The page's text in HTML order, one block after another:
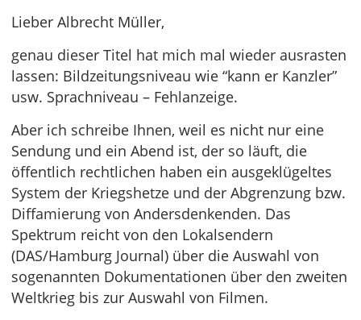
Lieber Albrecht Müller,
genau dieser Titel hat mich mal wieder ausrasten
lassen: Bildzeitungsniveau wie “kann er Kanzler”
usw. Sprachniveau – Fehlanzeige.
Aber ich schreibe Ihnen, weil es nicht nur eine
Sendung und ein Abend ist, der so läuft, die
öffentlich rechtlichen haben ein ausgeklügeltes
System der Kriegshetze und der Abgrenzung bzw.
Diffamierung von Andersdenkenden. Das
Spektrum reicht von den Lokalsendern
(DAS/Hamburg Journal) über die Auswahl von
sogenannten Dokumentationen über den zweiten
Weltkrieg bis zur Auswahl von Filmen.